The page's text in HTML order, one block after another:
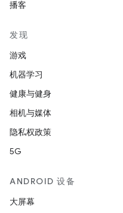
播客
发现
游戏
机器学习
健康与健身
相机与媒体
隐私权政策
5G
ANDROID 设备
大屏幕